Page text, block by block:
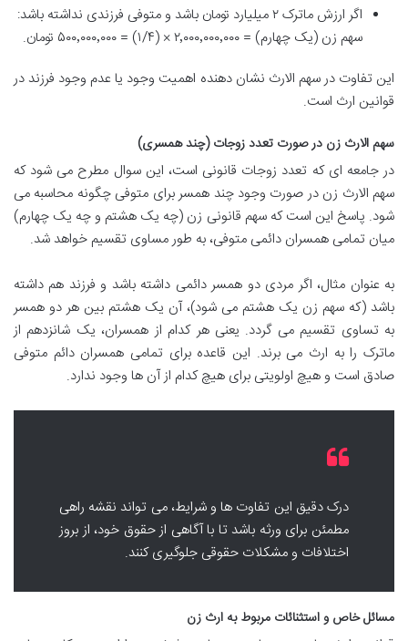
اگر ارزش ماترک ۲ میلیارد تومان باشد و متوفی فرزندی نداشته باشد:
سهم زن (یک چهارم) = ۲٬۰۰۰٬۰۰۰٬۰۰۰ × (۱/۴) = ۵۰۰٬۰۰۰٬۰۰۰ تومان.
این تفاوت در سهم الارث نشان دهنده اهمیت وجود یا عدم وجود فرزند در
قوانین ارث است.
سهم الارث زن در صورت تعدد زوجات (چند همسری)
در جامعه ای که تعدد زوجات قانونی است، این سوال مطرح می شود که
سهم الارث زن در صورت وجود چند همسر برای متوفی چگونه محاسبه می
شود. پاسخ این است که سهم قانونی زن (چه یک هشتم و چه یک چهارم)
میان تمامی همسران دائمی متوفی، به طور مساوی تقسیم خواهد شد.
به عنوان مثال، اگر مردی دو همسر دائمی داشته باشد و فرزند هم داشته
باشد (که سهم زن یک هشتم می شود)، آن یک هشتم بین هر دو همسر
به تساوی تقسیم می گردد. یعنی هر کدام از همسران، یک شانزدهم از
ماترک را به ارث می برند. این قاعده برای تمامی همسران دائم متوفی
صادق است و هیچ اولویتی برای هیچ کدام از آن ها وجود ندارد.
درک دقیق این تفاوت ها و شرایط، می تواند نقشه راهی
مطمئن برای ورثه باشد تا با آگاهی از حقوق خود، از بروز
اختلافات و مشکلات حقوقی جلوگیری کنند.
مسائل خاص و استثنائات مربوط به ارث زن